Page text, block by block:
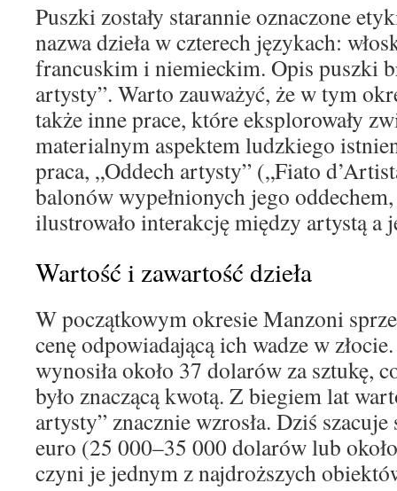
Puszki zostały starannie oznaczone
nazwa dzieła w czterech językach:
francuskim i niemieckim. Opis puszki
artysty”. Warto zauważyć, że w tym
także inne prace, które eksplorowały
materialnym aspektem ludzkiego
praca, „Oddech artysty” („Fiato
balonów wypełnionych jego
ilustrowało interakcję między artystą a
Wartość i zawartość dzieła
W początkowym okresie Manzoni
cenę odpowiadającą ich wadze w
wynosiła około 37 dolarów za sztukę,
było znaczącą kwotą. Z biegiem lat
artysty” znacznie wzrosła. Dziś
euro (25 000–35 000 dolarów lub
czyni je jednym z najdroższych